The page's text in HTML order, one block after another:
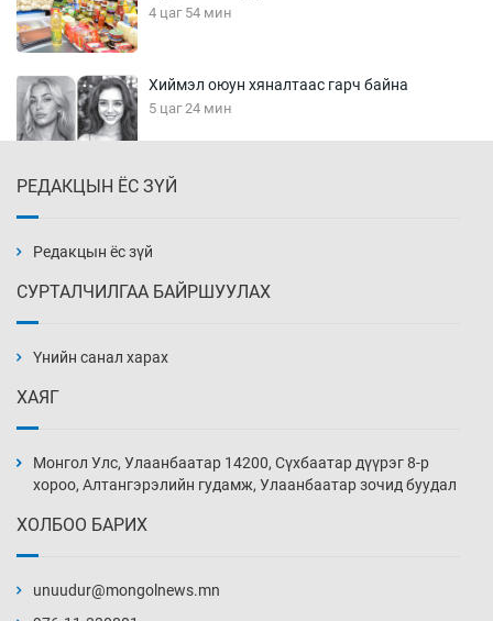
4 цаг 54 мин
Хиймэл оюун хяналтаас гарч байна
5 цаг 24 мин
5 цаг 54 мин
нэмэгджээ
6 цаг 24 мин
6 цаг 54 мин
РЕДАКЦЫН ЁС ЗҮЙ
Редакцын ёс зүй
СУРТАЛЧИЛГАА БАЙРШУУЛАХ
Үнийн санал харах
ХАЯГ
Монгол Улс, Улаанбаатар 14200, Сүхбаатар дүүрэг 8-р
хороо, Алтангэрэлийн гудамж, Улаанбаатар зочид буудал
ХОЛБОО БАРИХ
unuudur@mongolnews.mn